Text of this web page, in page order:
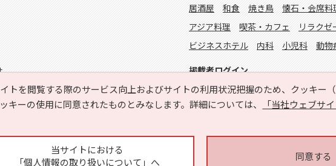
トを閲覧する際のサービス向上およびサイトの利用状況把握のため、クッキー
キーの使用に同意されたものとみなします。詳細については、
「当社ウェブサ
当サイトにおける
「個人情報の取り扱いについて」へ
同意する
居酒屋
和食 焼き鳥 懐石・会席料
アジア料理
喫茶・カフェ リラクゼ
ビジネスホテル
内科 小児科 動物
掲載者ログイン